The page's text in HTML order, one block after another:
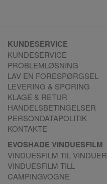
KUNDESERVICE
KUNDESERVICE
PROBLEMLØSNING
LAV EN FORESPØRGSEL
LEVERING & SPORING
KLAGE & RETUR
HANDELSBETINGELSER
PERSONDATAPOLITIK
KONTAKTE
EVOSHADE VINDUESFILM
VINDUESFILM TIL VINDUER
VINDUESFILM TILL
CAMPINGVOGNE